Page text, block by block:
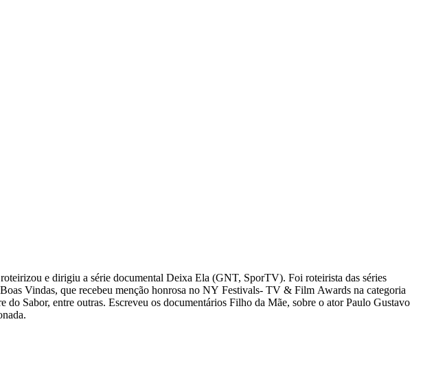
e dirigiu a série documental Deixa Ela (GNT, SporTV). Foi roteirista das séries
Vindas, que recebeu menção honrosa no NY Festivals- TV & Film Awards na categoria